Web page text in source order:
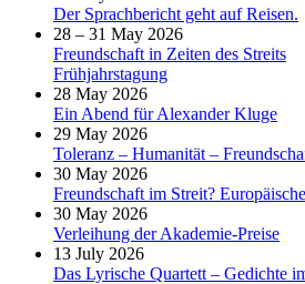
Der Sprachbericht geht auf Reisen.
28 – 31 May 2026
Freundschaft in Zeiten des Streits
Frühjahrstagung
28 May 2026
Ein Abend für Alexander Kluge
29 May 2026
Toleranz – Humanität –
30 May 2026
Freundschaft im Streit?
30 May 2026
Verleihung der Akademie-Preise
13 July 2026
Das Lyrische Quartett – Gedichte